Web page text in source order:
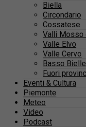
Biella
Circondario
Cossatese
Valli Mosso
Valle Elvo
Valle Cervo
Basso
Fuori
Eventi & Cultura
Piemonte
Meteo
Video
Podcast